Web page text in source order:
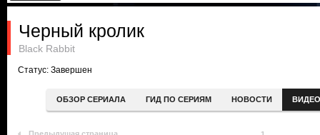
Черный кролик
Black Rabbit
Статус: Завершен
ОБЗОР СЕРИАЛА ГИД ПО СЕРИЯМ НОВОСТИ ВИДЕО